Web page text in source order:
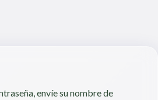
envíe su nombre de